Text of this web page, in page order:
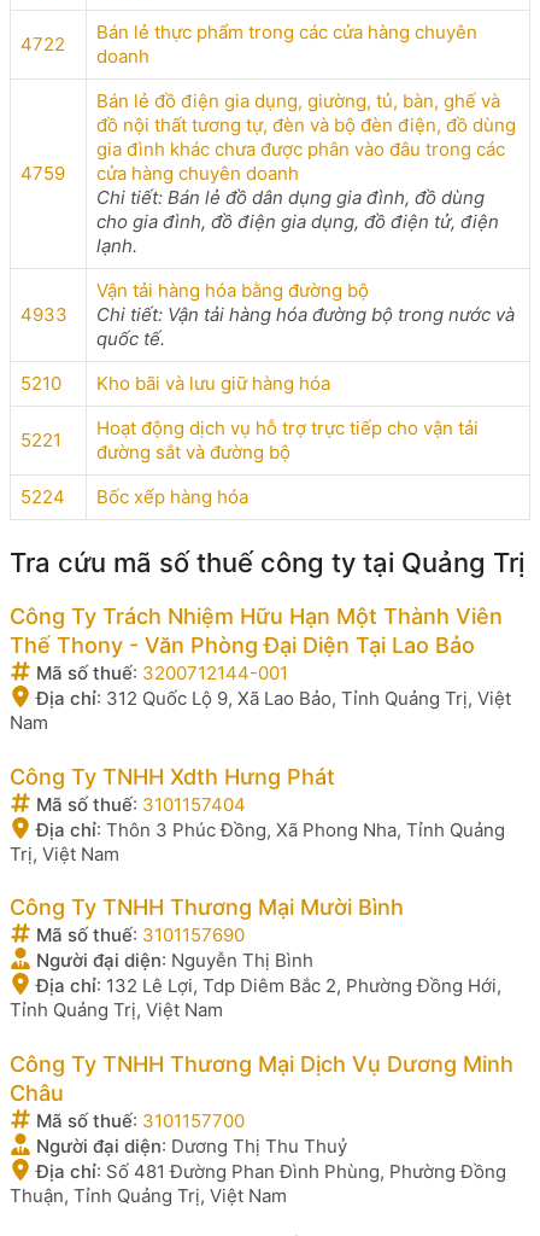
4722
Bán lẻ thực phẩm trong các cửa hàng chuyên
doanh
4759
Bán lẻ đồ điện gia dụng, giường, tủ, bàn, ghế và
đồ nội thất tương tự, đèn và bộ đèn điện, đồ dùng
gia đình khác chưa được phân vào đâu trong các
cửa hàng chuyên doanh
Chi tiết: Bán lẻ đồ dân dụng gia đình, đồ dùng
cho gia đình, đồ điện gia dụng, đồ điện tử, điện
lạnh.
4933
Vận tải hàng hóa bằng đường bộ
Chi tiết: Vận tải hàng hóa đường bộ trong nước và
quốc tế.
5210
Kho bãi và lưu giữ hàng hóa
5221
Hoạt động dịch vụ hỗ trợ trực tiếp cho vận tải
đường sắt và đường bộ
5224
Bốc xếp hàng hóa
Tra cứu mã số thuế công ty tại Quảng Trị
Công Ty Trách Nhiệm Hữu Hạn Một Thành Viên
Thế Thony - Văn Phòng Đại Diện Tại Lao Bảo
Mã số thuế: 3200712144-001
Địa chỉ: 312 Quốc Lộ 9, Xã Lao Bảo, Tỉnh Quảng Trị, Việt
Nam
Công Ty TNHH Xdth Hưng Phát
Mã số thuế: 3101157404
Địa chỉ: Thôn 3 Phúc Đồng, Xã Phong Nha, Tỉnh Quảng
Trị, Việt Nam
Công Ty TNHH Thương Mại Mười Bình
Mã số thuế: 3101157690
Người đại diện: Nguyễn Thị Bình
Địa chỉ: 132 Lê Lợi, Tdp Diêm Bắc 2, Phường Đồng Hới,
Tỉnh Quảng Trị, Việt Nam
Công Ty TNHH Thương Mại Dịch Vụ Dương Minh
Châu
Mã số thuế: 3101157700
Người đại diện: Dương Thị Thu Thuỷ
Địa chỉ: Số 481 Đường Phan Đình Phùng, Phường Đồng
Thuận, Tỉnh Quảng Trị, Việt Nam